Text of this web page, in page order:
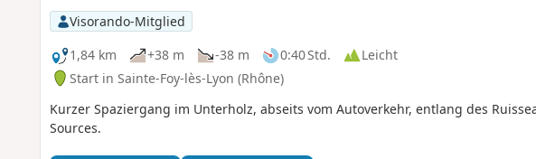
Visorando-Mitglied
1,84 km
+38 m -38 m 0:40 Std.
Leicht
Start in Sainte-Foy-lès-Lyon (Rhône)
Kurzer Spaziergang im Unterholz, abseits vom Autoverkehr, entlang des
Sources.